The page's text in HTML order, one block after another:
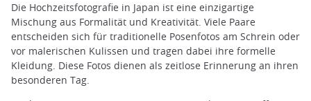
Die Hochzeitsfotografie in Japan ist eine einzigartige
Mischung aus Formalität und Kreativität. Viele Paare
entscheiden sich für traditionelle Posenfotos am Schrein oder
vor malerischen Kulissen und tragen dabei ihre formelle
Kleidung. Diese Fotos dienen als zeitlose Erinnerung an ihren
besonderen Tag.